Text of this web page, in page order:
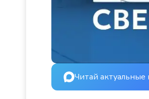
Читай